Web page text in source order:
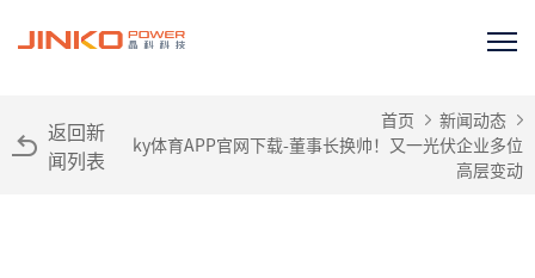
返回新
闻列表
首页
新闻动态
ky体育APP官网下载-董事长换帅！又一光伏企业多位
高层变动